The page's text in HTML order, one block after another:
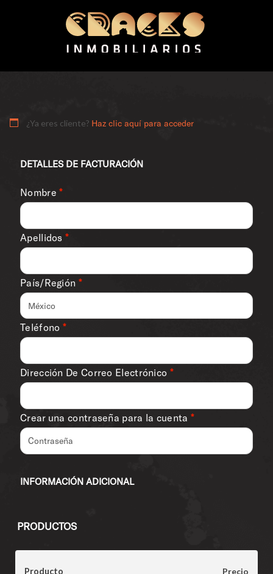
¿Ya eres cliente? Haz clic aquí para acceder
DETALLES DE FACTURACIÓN
Nombre*
Apellidos *
País/Región *
México
Teléfono *
Dirección De Correo Electrónico *
Crear una contraseña para la cuenta *
INFORMACIÓN ADICIONAL
PRODUCTOS
Producto Precio